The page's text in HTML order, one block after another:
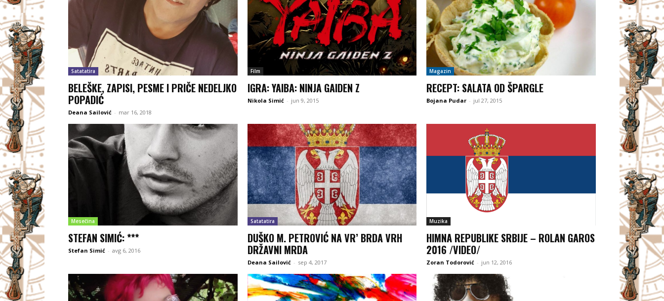
Satatatira
BELEŠKE, ZAPISI, PESME I PRIČE NEDELJKO
POPADIĆ
Deana Sailović - mar 16, 2018
Film
IGRA: YAIBA: NINJA GAIDEN Z
Nikola Simić - jun 9, 2015
Magazin
RECEPT: SALATA OD ŠPARGLE
Bojana Pudar - jul 27, 2015
Mesečina
STEFAN SIMIĆ: ***
Stefan Simić - avg 6, 2016
Satatatira
DUŠKO M. PETROVIĆ NA VR’ BRDA VRH
DRŽAVNI MRDA
Deana Sailović - sep 4, 2017
Muzika
HIMNA REPUBLIKE SRBIJE – ROLAN GAROS
2016 /VIDEO/
Zoran Todorović - jun 12, 2016